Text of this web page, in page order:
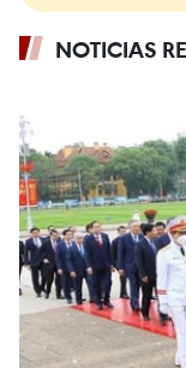
NOTICIAS